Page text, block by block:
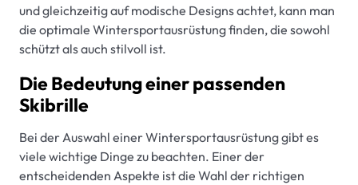
und gleichzeitig auf modische Designs achtet, kann man
die optimale Wintersportausrüstung finden, die sowohl
schützt als auch stilvoll ist.
Die Bedeutung einer passenden
Skibrille
Bei der Auswahl einer Wintersportausrüstung gibt es
viele wichtige Dinge zu beachten. Einer der
entscheidenden Aspekte ist die Wahl der richtigen